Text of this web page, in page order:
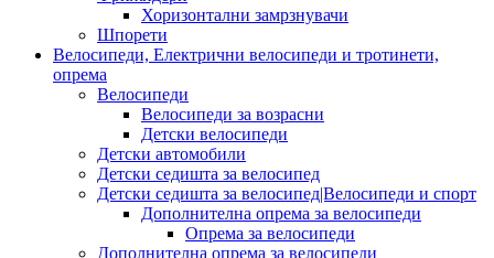
Хоризонтални замрзнувачи
Шпорети
Велосипеди, Електрични велосипеди и тротинети,
опрема
Велосипеди
Велосипеди за возрасни
Детски велосипеди
Детски автомобили
Детски седишта за велосипед
Детски седишта за велосипед|Велосипеди и спорт
Дополнителна опрема за велосипеди
Опрема за велосипеди
Дополнителна опрема за велосипеди